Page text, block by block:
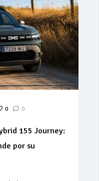
0 0
155 Journey:
por su